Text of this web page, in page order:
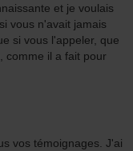
et je voulais
vous n'avait jamais
si vous l'appeler, que
comme il a fait pour
vos témoignages. J'ai